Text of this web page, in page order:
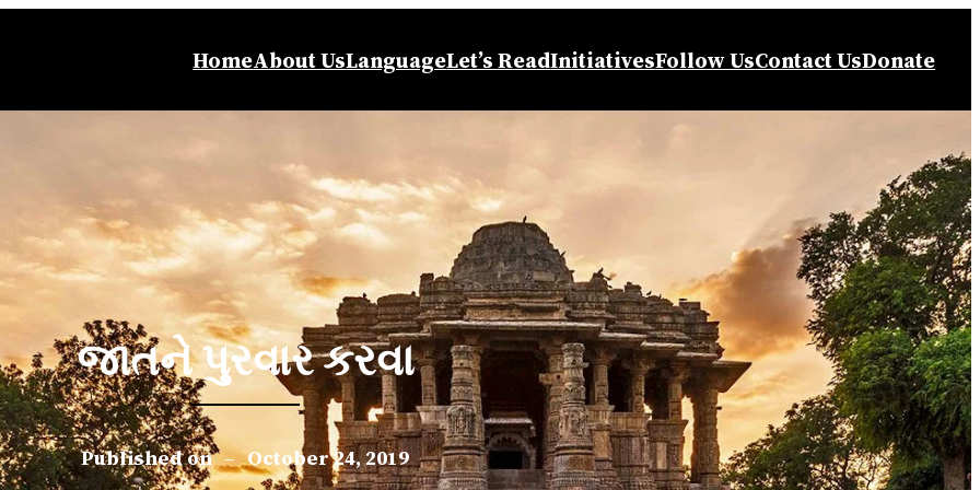
HomeAbout UsLanguageLet’s ReadInitiativesFollow UsContact UsDonate
જાતને પુરવાર કરવા
Published on – October 24, 2019